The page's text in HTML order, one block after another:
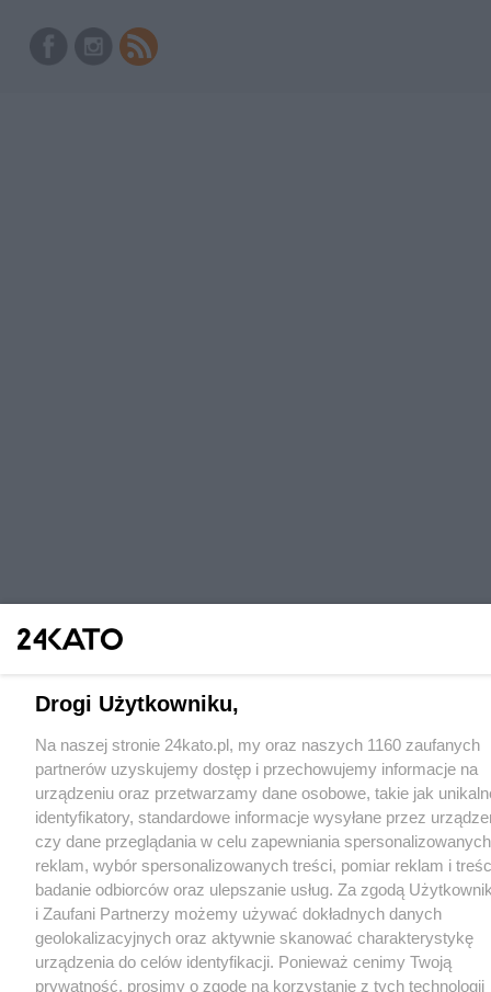
Drogi Użytkowniku,
Na naszej stronie 24kato.pl, my oraz naszych 1160 zaufanych
partnerów uzyskujemy dostęp i przechowujemy informacje na
urządzeniu oraz przetwarzamy dane osobowe, takie jak
identyfikatory, standardowe informacje wysyłane przez
czy dane przeglądania w celu zapewniania spersonalizowanych
reklam, wybór spersonalizowanych treści, pomiar reklam i
badanie odbiorców oraz ulepszanie usług. Za zgodą
i Zaufani Partnerzy możemy używać dokładnych danych
geolokalizacyjnych oraz aktywnie skanować charakterystykę
urządzenia do celów identyfikacji. Ponieważ cenimy Twoją
prywatność, prosimy o zgodę na korzystanie z tych technologii